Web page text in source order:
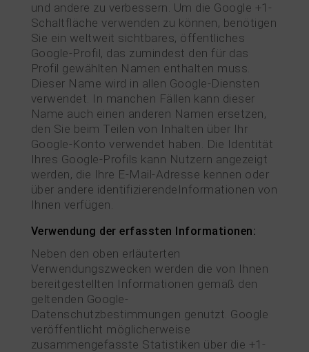
und andere zu verbessern. Um die Google +1-
Schaltfläche verwenden zu können, benötigen
Sie ein weltweit sichtbares, öffentliches
Google-Profil, das zumindest den für das
Profil gewählten Namen enthalten muss.
Dieser Name wird in allen Google-Diensten
verwendet. In manchen Fällen kann dieser
Name auch einen anderen Namen ersetzen,
den Sie beim Teilen von Inhalten über Ihr
Google-Konto verwendet haben. Die Identität
Ihres Google-Profils kann Nutzern angezeigt
werden, die Ihre E-Mail-Adresse kennen oder
über andere identifizierendeInformationen von
Ihnen verfügen.
Verwendung der erfassten Informationen:
Neben den oben erläuterten
Verwendungszwecken werden die von Ihnen
bereitgestellten Informationen gemäß den
geltenden Google-
Datenschutzbestimmungen genutzt. Google
veröffentlicht möglicherweise
zusammengefasste Statistiken über die +1-